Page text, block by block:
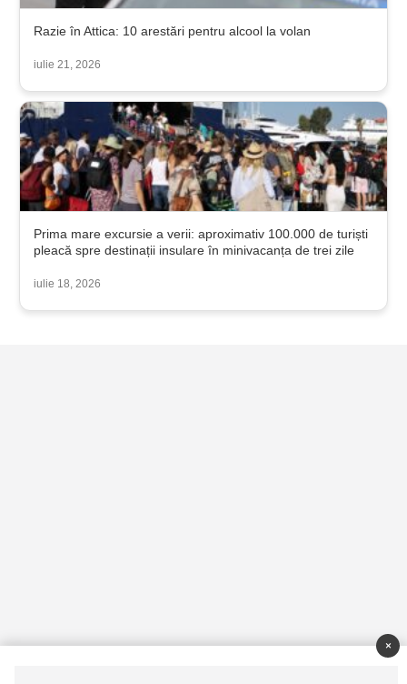
Razie în Attica: 10 arestări pentru alcool la volan
iulie 21, 2026
Prima mare excursie a verii: aproximativ 100.000 de turiști
pleacă spre destinații insulare în minivacanța de trei zile
iulie 18, 2026
×